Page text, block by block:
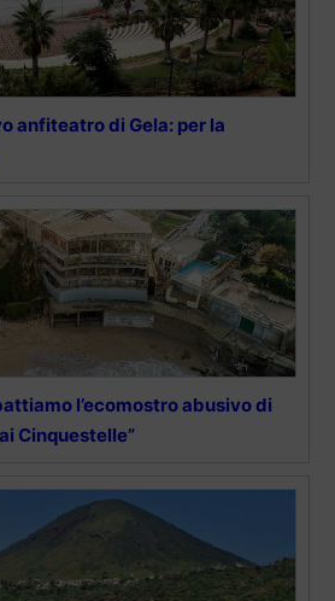
anfiteatro di Gela: per la
l’ecomostro abusivo di
Cinquestelle”